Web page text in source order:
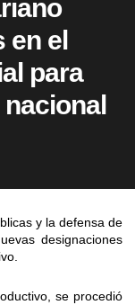
el
para
y la defensa de
designaciones
se procedió